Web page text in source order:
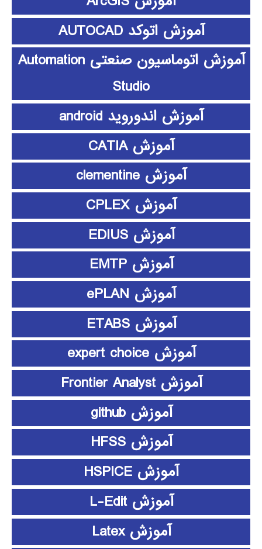
آموزش اتوکد AUTOCAD
آموزش اتوماسیون صنعتی Automation
Studio
آموزش اندوروید android
آموزش CATIA
آموزش clementine
آموزش CPLEX
آموزش EDIUS
آموزش EMTP
آموزش ePLAN
آموزش ETABS
آموزش expert choice
آموزش Frontier Analyst
آموزش github
آموزش HFSS
آموزش HSPICE
آموزش L-Edit
آموزش Latex